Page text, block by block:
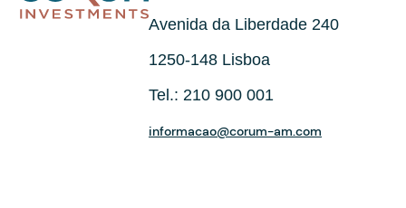
Avenida da Liberdade 240
1250-148 Lisboa
Tel.: 210 900 001
informacao@corum-am.com